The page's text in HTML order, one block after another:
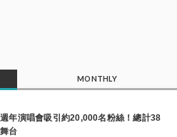
MONTHLY
年演唱會吸引約20,000名粉絲！總計38
台